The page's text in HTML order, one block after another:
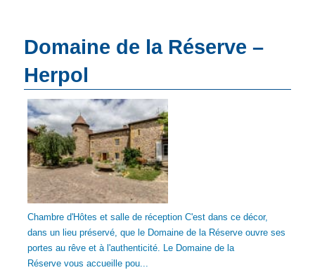
Domaine de la Réserve –
Herpol
Chambre d'Hôtes et salle de réception C'est dans ce décor,
dans un lieu préservé, que le Domaine de la Réserve ouvre ses
portes au rêve et à l'authenticité. Le Domaine de la
Réserve vous accueille pou...